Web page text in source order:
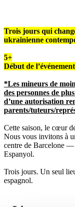
Trois jours qui
ukrainienne
5+
Début de
*Les mineurs de
des personnes de
d’une autorisation
parents/tuteurs/
Cette saison, le cœur
Nous vous invitons à
centre de Barcelone —
Espanyol.
Trois jours. Un seul
espagnol.